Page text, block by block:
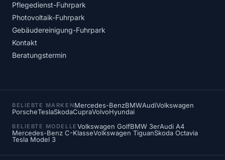
Pflegedienst-Fuhrpark
Photovoltaik-Fuhrpark
Gebäudereinigung-Fuhrpark
Kontakt
Beratungstermin
BELIEBTE MARKENMercedes-BenzBMWAudiVolkswagen
PorscheTeslaSkodaCupraVolvoHyundai
BELIEBTE MODELLE Volkswagen GolfBMW 3erAudi A4
Mercedes-Benz C-KlasseVolkswagen TiguanSkoda Octavia
Tesla Model 3